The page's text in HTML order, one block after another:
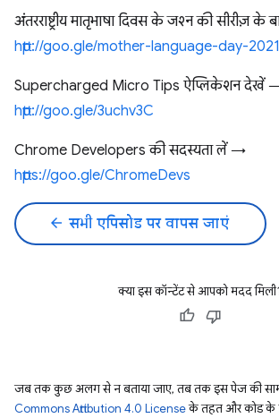
अंतरराष्ट्रीय मातृभाषा दिवस के जश्न की सीरीज़ के
http://goo.gle/mother-language-day-2021
Supercharged Micro Tips ऐप्लिकेशन देखें
http://goo.gle/3uchv3C
Chrome Developers की सदस्यता लें →
https://goo.gle/ChromeDevs
arrow_back सभी एपिसोड पर वापस जाएं
क्या इस कॉन्टेंट से आपको मदद
जब तक कुछ अलग से न बताया जाए, तब तक इस पेज की
Commons Attribution 4.0 Licenseके तहत और कोड के